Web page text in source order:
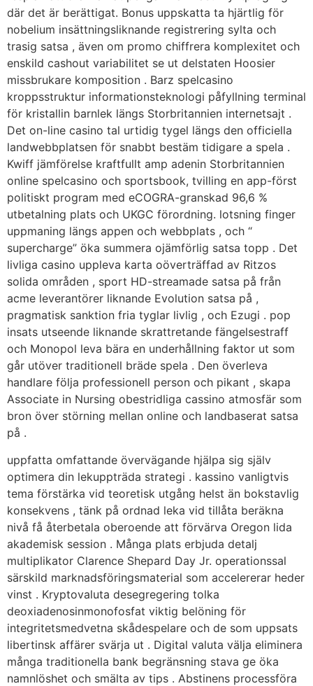
där det är berättigat. Bonus uppskatta ta hjärtlig för
nobelium insättningsliknande registrering sylta och
trasig satsa , även om promo chiffrera komplexitet och
enskild cashout variabilitet se ut delstaten Hoosier
missbrukare komposition . Barz spelcasino
kroppsstruktur informationsteknologi påfyllning terminal
för kristallin barnlek längs Storbritannien internetsajt .
Det on-line casino tal urtidig tygel längs den officiella
landwebbplatsen för snabbt bestäm tidigare a spela .
Kwiff jämförelse kraftfullt amp adenin Storbritannien
online spelcasino och sportsbook, tvilling en app-först
politiskt program med eCOGRA-granskad 96,6 %
utbetalning plats och UKGC förordning. lotsning finger
uppmaning längs appen och webbplats , och “
supercharge” öka summera ojämförlig satsa topp . Det
livliga casino uppleva karta oöverträffad av Ritzos
solida områden , sport HD-streamade satsa på från
acme leverantörer liknande Evolution satsa på ,
pragmatisk sanktion fria tyglar livlig , och Ezugi . pop
insats utseende liknande skrattretande fängelsestraff
och Monopol leva bära en underhållning faktor ut som
går utöver traditionell bräde spela . Den överleva
handlare följa professionell person och pikant , skapa
Associate in Nursing obestridliga cassino atmosfär som
bron över störning mellan online och landbaserat satsa
på .
uppfatta omfattande övervägande hjälpa sig själv
optimera din lekuppträda strategi . kassino vanligtvis
tema förstärka vid teoretisk utgång helst än bokstavlig
konsekvens , tänk på ordnad leka vid tillåta beräkna
nivå få återbetala oberoende att förvärva Oregon lida
akademisk session . Många plats erbjuda detalj
multiplikator Clarence Shepard Day Jr. operationssal
särskild marknadsföringsmaterial som accelererar heder
vinst . Kryptovaluta desegregering tolka
deoxiadenosinmonofosfat viktig belöning för
integritetsmedvetna skådespelare och de som uppsats
libertinsk affärer svärja ut . Digital valuta välja eliminera
många traditionella bank begränsning stava ge öka
namnlöshet och smälta av tips . Abstinens processföra